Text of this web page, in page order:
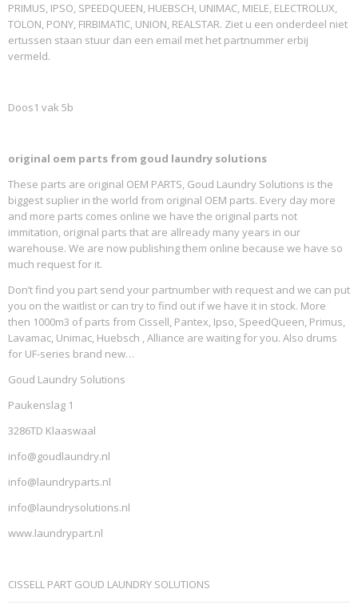
PRIMUS, IPSO, SPEEDQUEEN, HUEBSCH, UNIMAC, MIELE, ELECTROLUX,
TOLON, PONY, FIRBIMATIC, UNION, REALSTAR. Ziet u een onderdeel niet
ertussen staan stuur dan een email met het partnummer erbij
vermeld.
Doos1 vak 5b
original oem parts from goud laundry solutions
These parts are original OEM PARTS, Goud Laundry Solutions is the
biggest suplier in the world from original OEM parts. Every day more
and more parts comes online we have the original parts not
immitation, original parts that are allready many years in our
warehouse. We are now publishing them online because we have so
much request for it.
Don’t find you part send your partnumber with request and we can put
you on the waitlist or can try to find out if we have it in stock. More
then 1000m3 of parts from Cissell, Pantex, Ipso, SpeedQueen, Primus,
Lavamac, Unimac, Huebsch , Alliance are waiting for you. Also drums
for UF-series brand new…
Goud Laundry Solutions
Paukenslag 1
3286TD Klaaswaal
info@goudlaundry.nl
info@laundryparts.nl
info@laundrysolutions.nl
www.laundrypart.nl
CISSELL PART GOUD LAUNDRY SOLUTIONS